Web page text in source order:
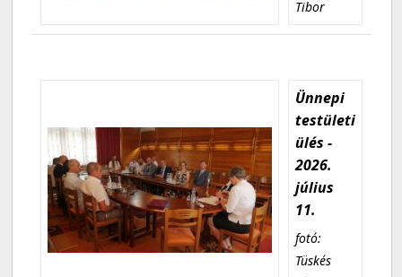
Tibor
Ünnepi
testületi
ülés -
2026.
július
11.
fotó:
Tüskés